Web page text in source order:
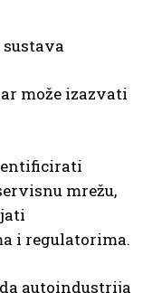
može izazvati
mrežu,
i regulatorima.
autoindustrija